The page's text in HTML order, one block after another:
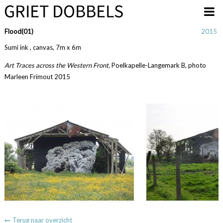
Overslaan en naar de inhoud gaan
Flood(01)
2015
Sumi ink , canvas, 7m x 6m
Art Traces across the Western Front,Poelkapelle-Langemark B, photo
Marleen Frimout 2015
Terug naar overzicht